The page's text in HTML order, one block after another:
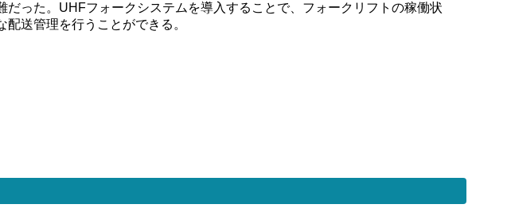
った。UHFフォークシステムを導入することで、フォークリフトの稼働状
送管理を行うことができる。